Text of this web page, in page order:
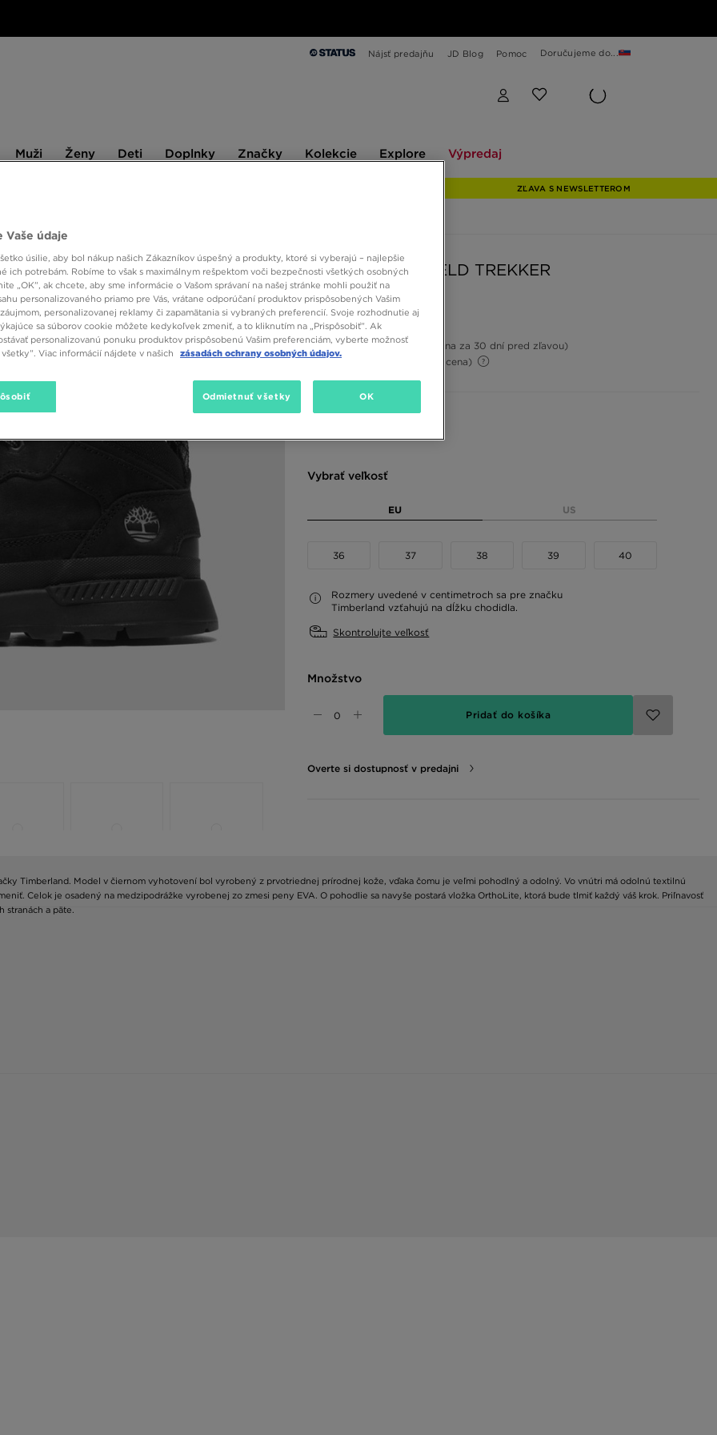
Nájsť predajňu JD Blog Pomoc Doručujeme do...
Muži Ženy Deti Doplnky Značky Kolekcie Explore Výpredaj
ZĽAVA S NEWSLETTEROM
TIMBERLAND FIELD TREKKER
80,00 €
100,00 € -20%
(Najnižšia cena za 30 dní pred zľavou)
100,00 €
(Počiatočná cena)
Vybrať veľkosť
EU US
36 37 38 39 40
Rozmery uvedené v centimetroch sa pre značku
Timberland vzťahujú na dĺžku chodidla.
Skontrolujte veľkosť
Množstvo
Pridať do košíka
Overte si dostupnosť v predajni
Timberland. Model v čiernom vyhotovení bol vyrobený z prvotriednej prírodnej kože, vďaka čomu je veľmi pohodlný a odolný. Vo vnútri má odolnú textilnú
Celok je osadený na medzipodrážke vyrobenej zo zmesi peny EVA. O pohodlie sa navyše postará vložka OrthoLite, ktorá bude tlmiť každý váš krok. Priľnavosť
a päte.
Vaše údaje
úsilie, aby bol nákup našich Zákazníkov úspešný a produkty, ktoré si vyberajú – najlepšie
ich potrebám. Robíme to však s maximálnym rešpektom voči bezpečnosti všetkých osobných
„OK”, ak chcete, aby sme informácie o Vašom správaní na našej stránke mohli použiť na
personalizovaného priamo pre Vás, vrátane odporúčaní produktov prispôsobených Vašim
personalizovanej reklamy či zapamätania si vybraných preferencií. Svoje rozhodnutie aj
sa súborov cookie môžete kedykoľvek zmeniť, a to kliknutím na „Prispôsobiť”. Ak
personalizovanú ponuku produktov prispôsobenú Vašim preferenciám, vyberte možnosť
Viac informácií nájdete v našich
zásadách ochrany osobných údajov.
Odmietnuť všetky OK